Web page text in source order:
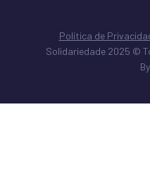
Política de
Solidariedade 2025 ©